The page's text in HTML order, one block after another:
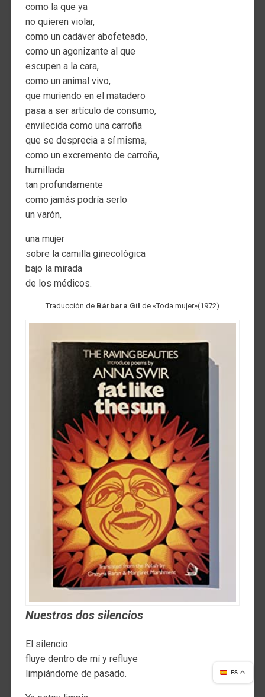
como la que ya
no quieren violar,
como un cadáver abofeteado,
como un agonizante al que
escupen a la cara,
como un animal vivo,
que muriendo en el matadero
pasa a ser artículo de consumo,
envilecida como una carroña
que se desprecia a sí misma,
como un excremento de carroña,
humillada
tan profundamente
como jamás podría serlo
un varón,
una mujer
sobre la camilla ginecológica
bajo la mirada
de los médicos.
Traducción de Bárbara Gil de «Toda mujer»(1972)
Nuestros dos silencios
El silencio
fluye dentro de mí y refluye
limpiándome de pasado.
ES